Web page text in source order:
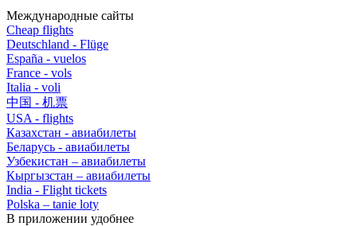
Международные сайты
Cheap flights
Deutschland - Flüge
España - vuelos
France - vols
Italia - voli
中国 - 机票
USA - flights
Казахстан - авиабилеты
Беларусь - авиабилеты
Узбекистан – авиабилеты
Кыргызстан – авиабилеты
India - Flight tickets
Polska – tanie loty
В приложении удобнее